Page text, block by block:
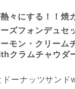
々にする！！焼
ズフォンデュセ
モン・クリーム
クラムチャウダ
ーナッツサンド